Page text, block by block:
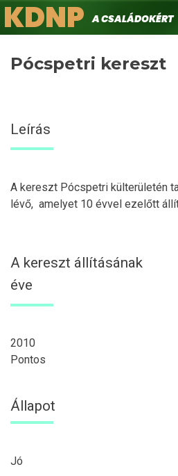
Ugrás
a
Keresés
KDNPA családokért.
Pócspetri kereszt
Leírás
A kereszt Pócspetri külterületén
lévő, amelyet 10 évvel ezelőtt
A kereszt állításának
éve
2010
Pontos
Állapot
Jó